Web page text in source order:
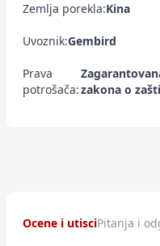
Zemlja porekla:Kina
Uvoznik:Gembird
Prava
potrošača:zakona o
Ocene i utisciPitanja i